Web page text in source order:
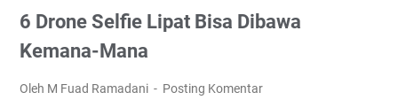
6 Drone Selfie Lipat Bisa Dibawa
Kemana-Mana
Oleh M Fuad Ramadani Posting Komentar